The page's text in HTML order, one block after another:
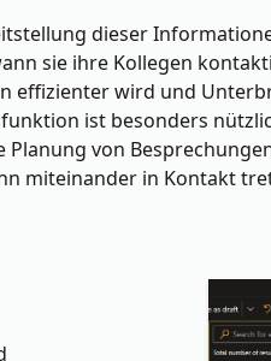
dieser
sie ihre Kollegen
effizienter wird und
ist besonders
Planung von
miteinander in Kontakt